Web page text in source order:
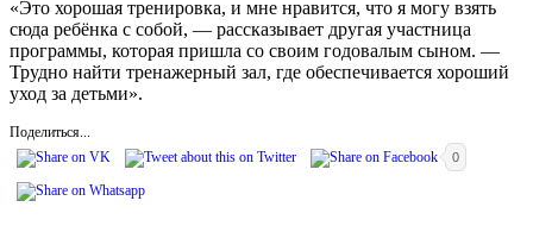
«Это хорошая тренировка, и мне нравится, что я могу взять
сюда ребёнка с собой, — рассказывает другая участница
программы, которая пришла со своим годовалым сыном. —
Трудно найти тренажерный зал, где обеспечивается хороший
уход за детьми».
Поделиться...
0